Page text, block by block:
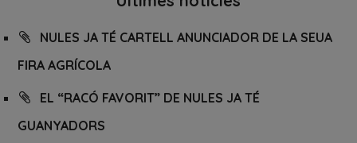
NULES JA TÉ CARTELL ANUNCIADOR DE LA SEUA
FIRA AGRÍCOLA
EL “RACÓ FAVORIT” DE NULES JA TÉ
GUANYADORS